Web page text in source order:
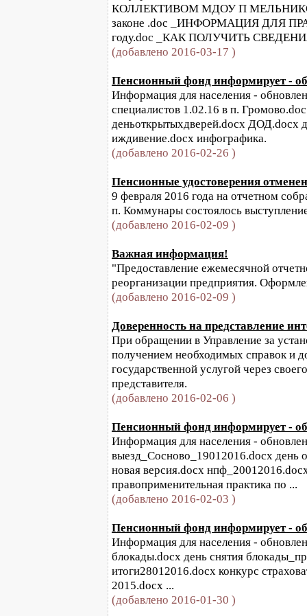
КОЛЛЕКТИВОМ МДОУ П
законе .doc _ИНФОРМАЦИЯ ДЛЯ
году.doc _КАК ПОЛУЧИТЬ
(добавлено 2016-03-17 )
Пенсионный фонд информирует -
Информация для населения -
специалистов 1.02.16 в п.
деньоткрытыхдверей.docx ДОД.docx
иждивение.docx инфографика.
(добавлено 2016-02-26 )
Пенсионные удостоверения
9 февраля 2016 года на отчетном
п. Коммунары состоялось
(добавлено 2016-02-09 )
Важная информация!
"Предоставление ежемесячной
реорганизации предприятия.
(добавлено 2016-02-09 )
Доверенность на представление
При обращении в Управление за
получением необходимых справок и
государственной услугой через
представителя.
(добавлено 2016-02-06 )
Пенсионный фонд информирует -
Информация для населения -
выезд_Сосново_19012016.docx день
новая версия.docx
правоприменительная практика по ...
(добавлено 2016-02-03 )
Пенсионный фонд информирует -
Информация для населения -
блокады.docx день снятия
итоги28012016.docx конкурс
2015.docx ...
(добавлено 2016-01-30 )